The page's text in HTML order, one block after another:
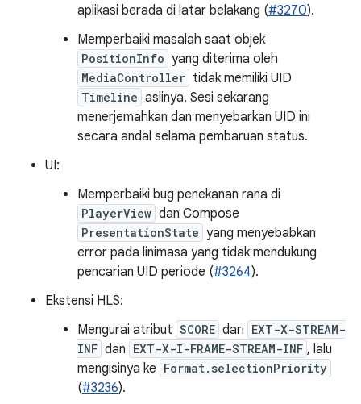
aplikasi berada di latar belakang (#3270).
Memperbaiki masalah saat objek
PositionInfo yang diterima oleh
MediaController tidak memiliki UID
Timeline aslinya. Sesi sekarang
menerjemahkan dan menyebarkan UID ini
secara andal selama pembaruan status.
UI:
Memperbaiki bug penekanan rana di
PlayerView dan Compose
PresentationState yang menyebabkan
error pada linimasa yang tidak mendukung
pencarian UID periode (#3264).
Ekstensi HLS:
Mengurai atribut SCORE dari EXT-X-STREAM-
INF dan EXT-X-I-FRAME-STREAM-INF , lalu
mengisinya ke Format.selectionPriority
(#3236).